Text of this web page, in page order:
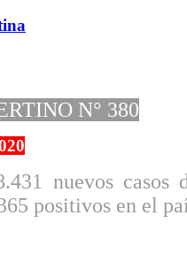
N° 380
nuevos casos
positivos en el